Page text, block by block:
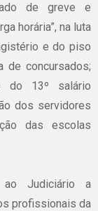
de greve e
horária”, na luta
e do piso
de concursados;
do 13º salário
dos servidores
das escolas
ao Judiciário a
profissionais da